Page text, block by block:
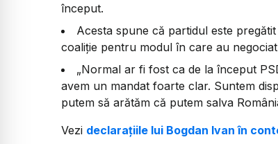
început.
Acesta spune că partidul este
coaliție pentru modul în care au
„Normal ar fi fost ca de la început
avem un mandat foarte clar. Suntem
putem să arătăm că putem salva
Vezi declarațiile lui Bogdan Ivan în